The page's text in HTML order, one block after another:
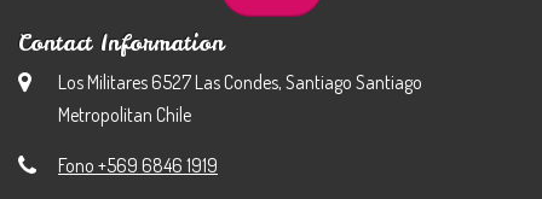
Contact Information
Los Militares 6527 Las Condes, Santiago Santiago
Metropolitan Chile
Fono +569 6846 1919